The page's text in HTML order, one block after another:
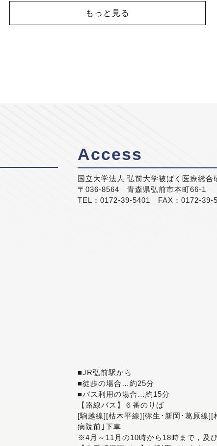
もっと見る
Access
国立大学法人 弘前大学被ばく医療総合
〒036-8564 青森県弘前市本町66-1
TEL：0172-39-5401 FAX：0172-39-
■JR弘前駅から
■徒歩の場合…約25分
■バス利用の場合…約15分
【路線バス】６番のりば
[駒越線][枯木平線][弥生･新岡･葛原線
病院前｣下車
※4月～11月の10時から18時まで，及